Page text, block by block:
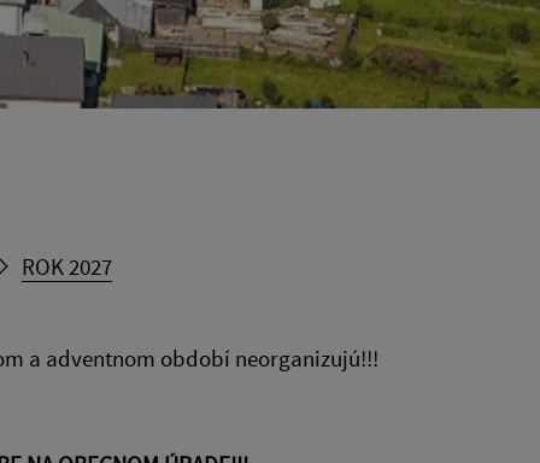
ROK 2027
a adventnom období neorganizujú!!!